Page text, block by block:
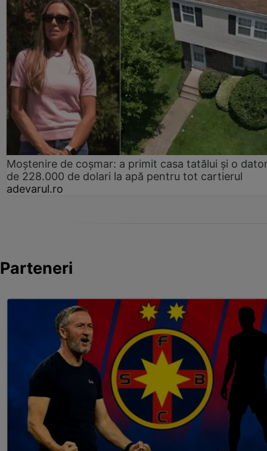
Moștenire de coșmar: a primit casa tatălui și o
de 228.000 de dolari la apă pentru tot cartierul
adevarul.ro
Parteneri